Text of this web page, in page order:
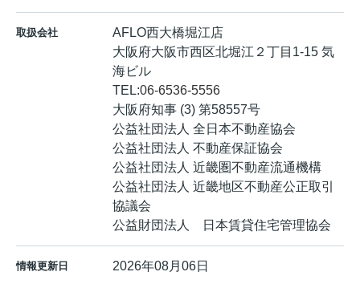
取扱会社
AFLO西大橋堀江店
大阪府大阪市西区北堀江２丁目1-15 気
海ビル
TEL:06-6536-5556
大阪府知事 (3) 第58557号
公益社団法人 全日本不動産協会
公益社団法人 不動産保証協会
公益社団法人 近畿圏不動産流通機構
公益社団法人 近畿地区不動産公正取引
協議会
公益財団法人 日本賃貸住宅管理協会
情報更新日 2026年08月06日